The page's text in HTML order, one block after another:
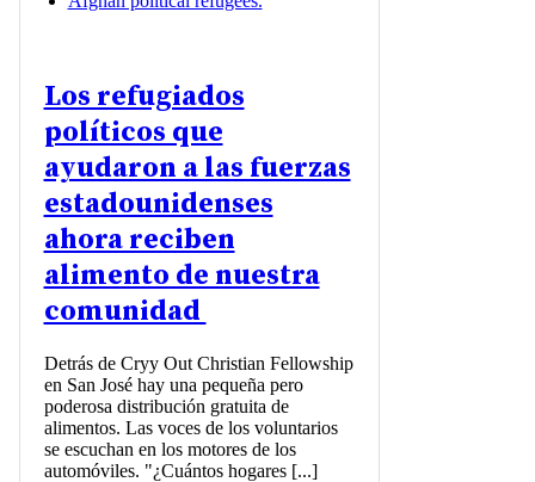
Los refugiados
políticos que
ayudaron a las fuerzas
estadounidenses
ahora reciben
alimento de nuestra
comunidad
Detrás de Cryy Out Christian Fellowship
en San José hay una pequeña pero
poderosa distribución gratuita de
alimentos. Las voces de los voluntarios
se escuchan en los motores de los
automóviles. "¿Cuántos hogares [...]